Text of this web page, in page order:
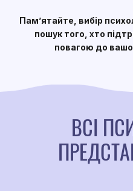
Пам’ятайте, вибір
пошук того, хто
повагою до
ВСІ